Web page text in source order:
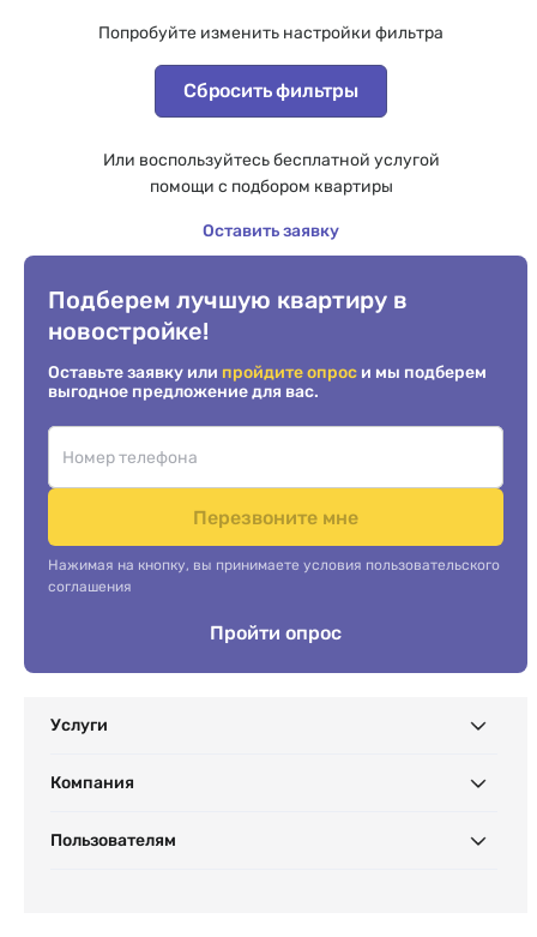
Попробуйте изменить настройки фильтра
Сбросить фильтры
Или воспользуйтесь бесплатной услугой
помощи с подбором квартиры
Оставить заявку
Подберем лучшую квартиру в
новостройке!
Оставьте заявку или пройдите опрос и мы подберем
выгодное предложение для вас.
Перезвоните мне
Нажимая на кнопку, вы принимаете условия пользовательского
соглашения
Пройти опрос
Услуги
Компания
Пользователям